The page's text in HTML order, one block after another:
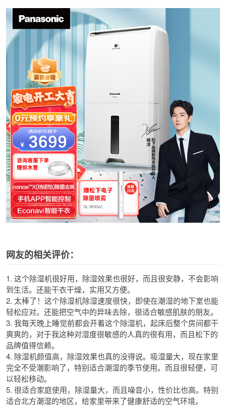
网友的相关评价：
1. 这个除湿机很好用，除湿效果也很好，而且很安静，不会影响
到生活。还能干衣干燥，实用又方便。
2. 太棒了！这个除湿机除湿速度很快，即使在潮湿的地下室也能
轻松应对。还能把空气中的异味去除，很适合敏感肌肤的朋友。
3. 我每天晚上睡觉前都会开着这个除湿机，起床后整个房间都干
爽爽的，对于我这种对湿度很敏感的人真的很有用，而且松下的
品牌值得信赖。
4. 除湿机颜值高，除湿效果也真的没得说。吸湿量大，现在家里
完全不受潮影响了，特别适合潮湿的季节使用。而且很轻便，可
以轻松移动。
5. 很适合家庭使用，除湿量大，而且噪音小，性价比也高。特别
适合北方潮湿的地区，给家里带来了健康舒适的空气环境。